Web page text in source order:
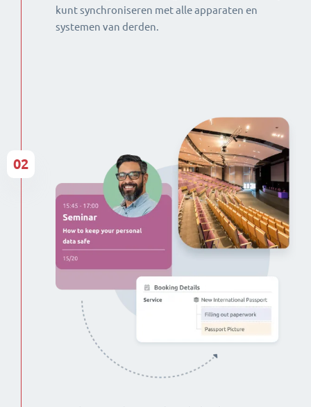
kunt synchroniseren met alle apparaten en
systemen van derden.
02